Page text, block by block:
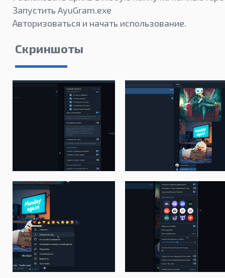
Запустить AyuGram.exe
Авторизоваться и начать использование.
Скриншоты